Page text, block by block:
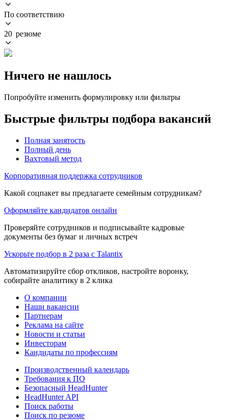
По соответствию
20 резюме
Ничего не нашлось
Попробуйте изменить формулировку или фильтры
Быстрые фильтры подбора вакансий
Полная занятость
Полный день
Вахтовый метод
Корпоративная поддержка сотрудников
Какой соцпакет вы предлагаете семейным сотрудникам?
Оформляйте кандидатов онлайн
Проверяйте сотрудников и подписывайте кадровые
документы без бумаг и личных встреч
Ускорьте подбор в 2 раза с Talantix
Автоматизируйте сбор откликов, настройте воронку,
собирайте аналитику в 2 клика
О компании
Наши вакансии
Партнерам
Реклама на сайте
Новости и статьи
Инвесторам
Кандидаты по профессиям
Производственный календарь
Требования к ПО
Безопасный HeadHunter
HeadHunter API
Поиск работы
Поиск по резюме